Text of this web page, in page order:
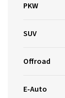
PKW
SUV
Offroad
E-Auto